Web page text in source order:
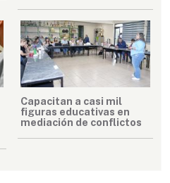
Capacitan a casi mil
figuras educativas en
mediación de conflictos